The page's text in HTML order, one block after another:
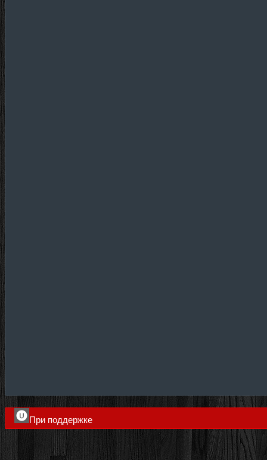
При поддержке